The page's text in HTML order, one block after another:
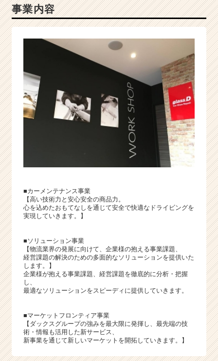
事業内容
■カーメンテナンス事業
【高い技術力と安心安全の商品力。
心を込めたおもてなしを通じて安全で快適なドライビングを
実現していきます。】
■ソリューション事業
【物流業界の発展に向けて、企業様の抱える事業課題、
経営課題の解決のための多面的なソリューションを提供いた
します。】
企業様が抱える事業課題、経営課題を徹底的に分析・把握
し、
最適なソリューションをスピーディに提供していきます。
■マーケットフロンティア事業
【ダックスグループの強みを最大限に発揮し、最先端の技
術・情報も活用した新サービス、
新事業を通じて新しいマーケットを開拓していきます。】